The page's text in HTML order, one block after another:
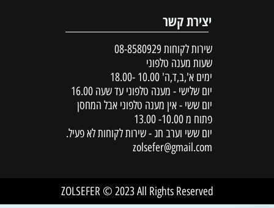
יצירת קשר
שירות לקוחות 08-8580929
שעות מענה טלפוני
ימים א',ב,ד,ה' 10.00 -18.00
יום שלישי - מענה טלפוני עד שעה 16.00
יום ששי - אין מענה טלפוני אבל המחסן
פתוח מ 10.00- 13.00
יום ששי וערב חג - שירות לקוחות לא פעיל.
zolsefer@gmail.com
ZOLSEFER © 2023 All Rights Reserved